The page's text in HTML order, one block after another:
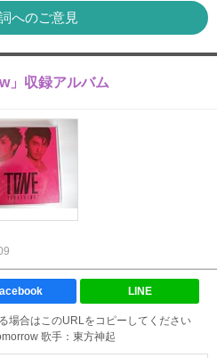
へのご意見
」収録アルバム
LINE
場合はこのURLをコピーしてください
歌手：東方神起